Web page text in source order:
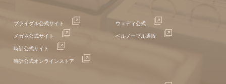
ブライダル公式サイト
メガネ公式サイト
時計公式サイト
時計公式オンラインストア
ウェディ公式
ベルノーブル通販